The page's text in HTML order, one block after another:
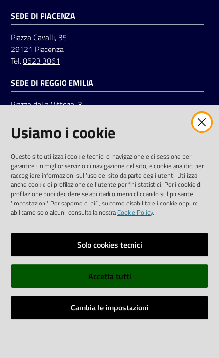
SEDE DI PIACENZA
Piazza Cavalli, 35
29121 Piacenza
Tel.0523 3861
SEDE DI REGGIO EMILIA
Piazza della Vittoria, 3
Tel.0522 7961
LinkedinFacebookInstagram
Informative e liberatorie privacy
Dichiarazione di accessibilità
Web Analitycs Italia
Usiamo i cookie
Questo sito utilizza i cookie tecnici di navigazione e di sessione per
garantire un miglior servizio di navigazione del sito, e cookie analitici per
raccogliere informazioni sull'uso del sito da parte degli utenti. Utilizza
anche cookie di profilazione dell'utente per fini statistici. Per i cookie di
profilazione puoi decidere se abilitarli o meno cliccando sul pulsante
'Impostazioni'. Per saperne di più, su come disabilitare i cookie oppure
abilitarne solo alcuni, consulta la nostraCookie Policy.
Solo cookies tecnici
Accetta tutti
Cambia le impostazioni